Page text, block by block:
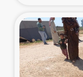
仮設住